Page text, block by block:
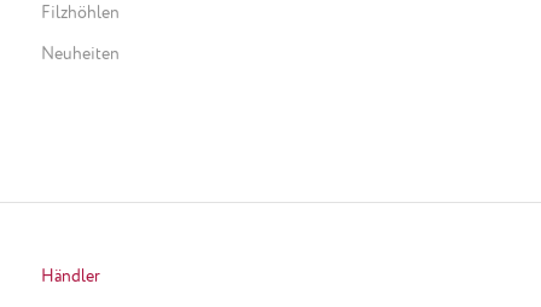
Filzhöhlen
Neuheiten
Händler